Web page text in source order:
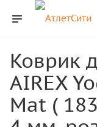
Коврик
AIREX
Mat (